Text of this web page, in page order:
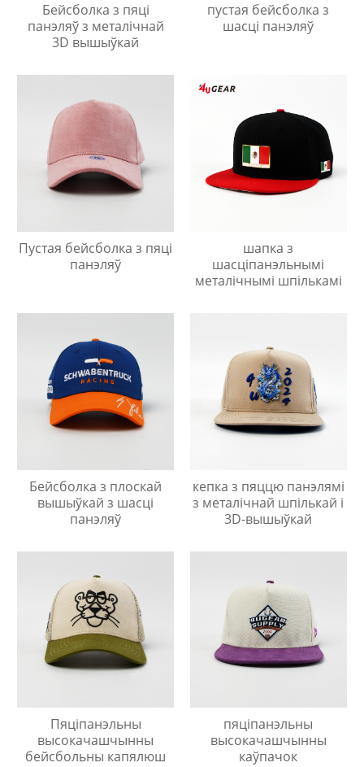
Бейсболка з пяці
панэляў з металічнай
3D вышыўкай
пустая бейсболка з
шасці панэляў
Пустая бейсболка з пяці
панэляў
шапка з
шасціпанэльнымі
металічнымі шпількамі
Бейсболка з плоскай
вышыўкай з шасці
панэляў
кепка з пяццю панэлямі
з металічнай шпількай і
3D-вышыўкай
Пяціпанэльны
высокачашчынны
бейсбольны капялюш
пяціпанэльны
высокачашчынны
каўпачок